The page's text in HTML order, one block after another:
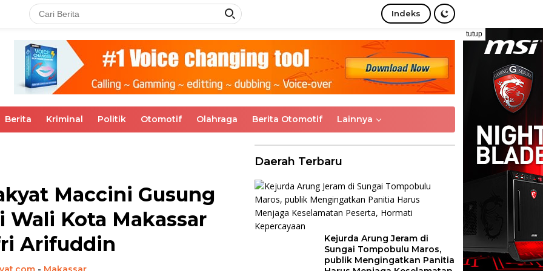
Indeks
tutup
Berita Kriminal Politik Otomotif Olahraga Berita Otomotif Lainnya
Maccini Gusung
Wali Kota Makassar
Arifuddin
Daerah Terbaru
Kejurda Arung Jeram di
Sungai Tompobulu Maros,
publik Mengingatkan Panitia